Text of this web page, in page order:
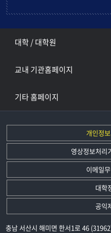
대학 / 대학원
교내 기관홈페이지
기타 홈페이지
개인정
영상정보처리
이메일
대학
공익
충남 서산시 해미면 한서1로 46